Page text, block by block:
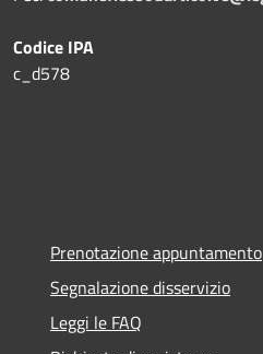
Codice IPA
c_d578
Prenotazione appuntamento
Segnalazione disservizio
Leggi le FAQ